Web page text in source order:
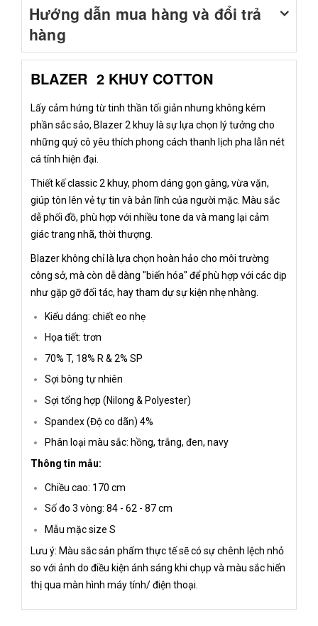
Hướng dẫn mua hàng và đổi trả
hàng
BLAZER 2 KHUY COTTON
Lấy cảm hứng từ tinh thần tối giản nhưng không kém
phần sắc sảo, Blazer 2 khuy là sự lựa chọn lý tưởng cho
những quý cô yêu thích phong cách thanh lịch pha lẫn nét
cá tính hiện đại.
Thiết kế classic 2 khuy, phom dáng gọn gàng, vừa vặn,
giúp tôn lên vẻ tự tin và bản lĩnh của người mặc. Màu sắc
dễ phối đồ, phù hợp với nhiều tone da và mang lại cảm
giác trang nhã, thời thượng.
Blazer không chỉ là lựa chọn hoàn hảo cho môi trường
công sở, mà còn dễ dàng "biến hóa" để phù hợp với các dịp
như gặp gỡ đối tác, hay tham dự sự kiện nhẹ nhàng.
Kiểu dáng: chiết eo nhẹ
Họa tiết: trơn
70% T, 18% R & 2% SP
Sợi bông tự nhiên
Sợi tổng hợp (Nilong & Polyester)
Spandex (Độ co dãn) 4%
Phân loại màu sắc: hồng, trắng, đen, navy
Thông tin mẫu:
Chiều cao: 170 cm
Số đo 3 vòng: 84 - 62 - 87 cm
Mẫu mặc size S
Lưu ý: Màu sắc sản phẩm thực tế sẽ có sự chênh lệch nhỏ
so với ảnh do điều kiện ánh sáng khi chụp và màu sắc hiển
thị qua màn hình máy tính/ điện thoại.